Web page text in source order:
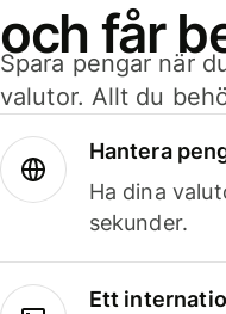
och får
Spara pengar när
valutor. Allt du
Hantera
Ha dina
sekunder.
Ett